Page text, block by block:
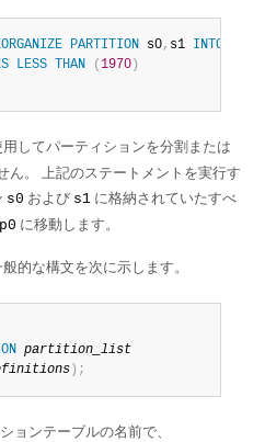
PARTITION s0, s1 INTO
LESS THAN ( 1970 )
用してパーティションを分割または
ん。 上記のステートメントを実行す
s0 および s1 に格納されていたすべ
p0 に移動します。
的な構文を次に示します。
partition_list
) ;
ョンテーブルの名前で、